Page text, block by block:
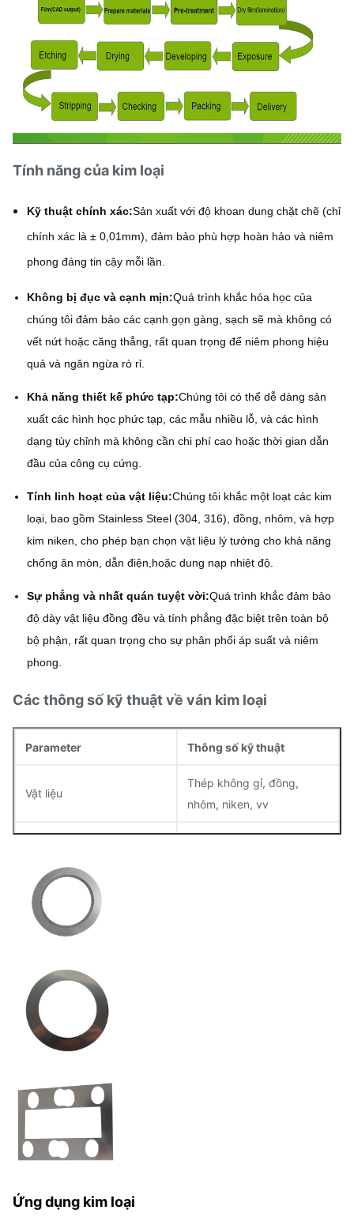
Tính năng của kim loại
Kỹ thuật chính xác:Sản xuất với độ khoan dung chặt chẽ (chỉ
chính xác là ± 0,01mm), đảm bảo phù hợp hoàn hảo và niêm
phong đáng tin cậy mỗi lần.
Không bị đục và cạnh mịn:Quá trình khắc hóa học của
chúng tôi đảm bảo các cạnh gọn gàng, sạch sẽ mà không có
vết nứt hoặc căng thẳng, rất quan trọng để niêm phong hiệu
quả và ngăn ngừa rò rỉ.
Khả năng thiết kế phức tạp:Chúng tôi có thể dễ dàng sản
xuất các hình học phức tạp, các mẫu nhiều lỗ, và các hình
dạng tùy chỉnh mà không cần chi phí cao hoặc thời gian dẫn
đầu của công cụ cứng.
Tính linh hoạt của vật liệu:Chúng tôi khắc một loạt các kim
loại, bao gồm Stainless Steel (304, 316), đồng, nhôm, và hợp
kim niken, cho phép bạn chọn vật liệu lý tưởng cho khả năng
chống ăn mòn, dẫn điện,hoặc dung nạp nhiệt độ.
Sự phẳng và nhất quán tuyệt vời:Quá trình khắc đảm bảo
độ dày vật liệu đồng đều và tính phẳng đặc biệt trên toàn bộ
bộ phận, rất quan trọng cho sự phân phối áp suất và niêm
phong.
Các thông số kỹ thuật về ván kim loại
Parameter Thông số kỹ thuật
Vật liệu
Thép không gỉ, đồng,
nhôm, niken, vv
Sự khoan dung
Xét bề mặt
Kích thước
Ứng dụng kim loại